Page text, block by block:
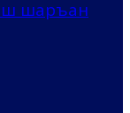
шаръан